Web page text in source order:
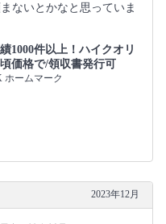
ないとかなと思っていま
1000件以上！ハイクオリ
価格で/領収書発行可
ホームマーク
2023年12月